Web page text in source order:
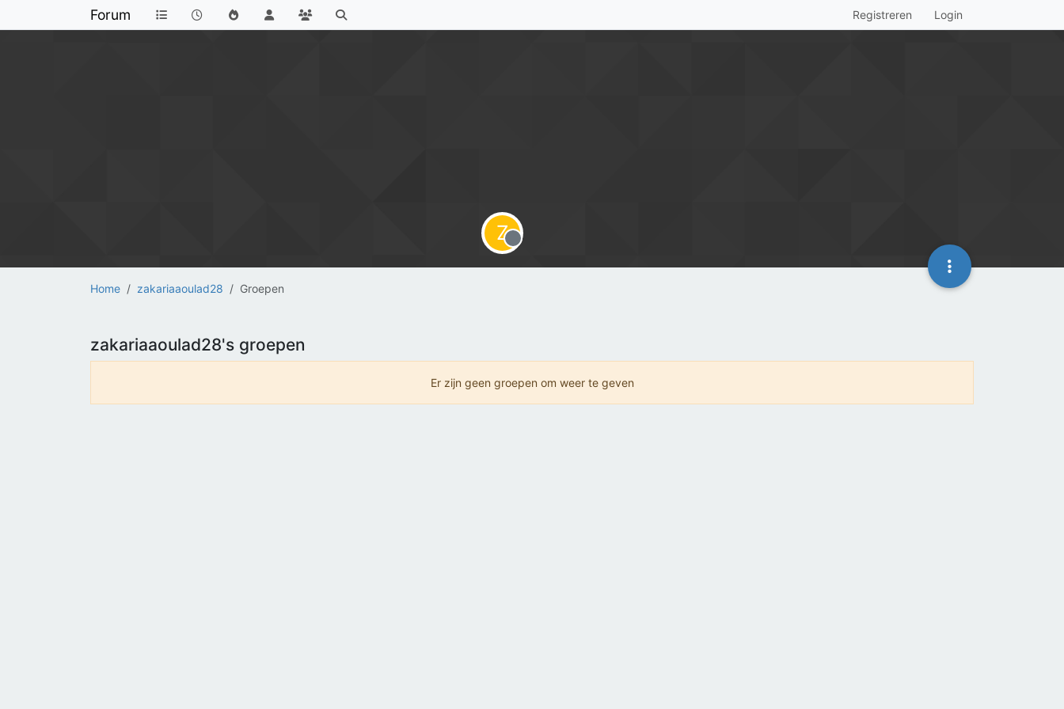
Forum Registreren Login
Home zakariaaoulad28 Groepen
Z
Offline
zakariaaoulad28's groepen
Er zijn geen groepen om weer te geven